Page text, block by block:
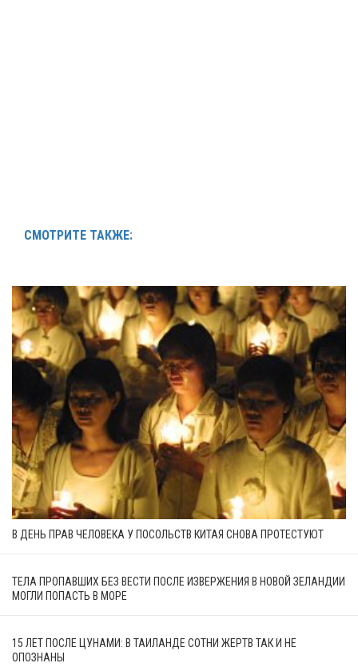
СМОТРИТЕ ТАКЖЕ:
В ДЕНЬ ПРАВ ЧЕЛОВЕКА У ПОСОЛЬСТВ КИТАЯ СНОВА ПРОТЕСТУЮТ
ТЕЛА ПРОПАВШИХ БЕЗ ВЕСТИ ПОСЛЕ ИЗВЕРЖЕНИЯ В НОВОЙ ЗЕЛАНДИИ
МОГЛИ ПОПАСТЬ В МОРЕ
15 ЛЕТ ПОСЛЕ ЦУНАМИ: В ТАИЛАНДЕ СОТНИ ЖЕРТВ ТАК И НЕ
ОПОЗНАНЫ